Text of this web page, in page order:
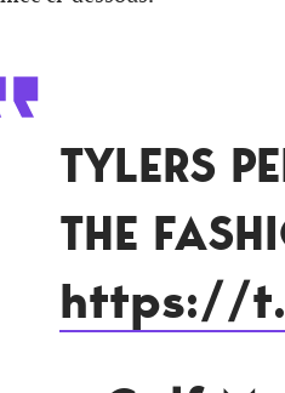
TYLERS
THE
https://